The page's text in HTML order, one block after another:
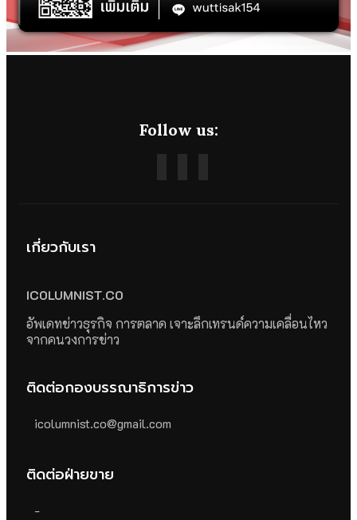
Follow us:
เกี่ยวกับเรา
ICOLUMNIST.CO
อัพเดทข่าวธุรกิจ การตลาด เจาะลึกเทรนด์ความเคลื่อนไหว
จากคนวงการข่าว
ติดต่อกองบรรณาธิการข่าว
icolumnist.co@gmail.com
ติดต่อฝ่ายขาย
-